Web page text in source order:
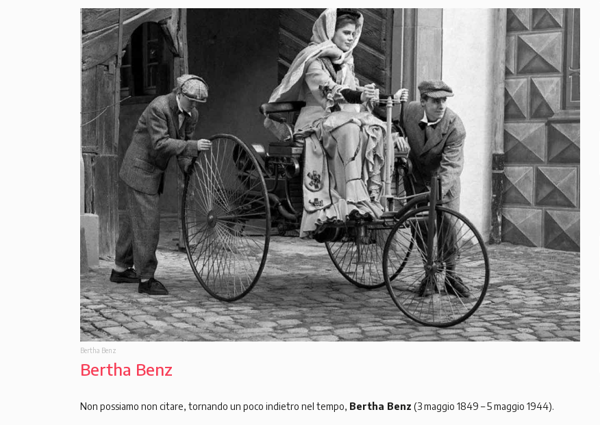
Bertha Benz
Bertha Benz
Non possiamo non citare, tornando un poco indietro nel tempo, Bertha Benz (3 maggio 1849 – 5 maggio 1944).